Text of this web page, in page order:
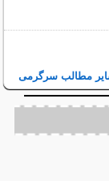
مطالب سرگرمی